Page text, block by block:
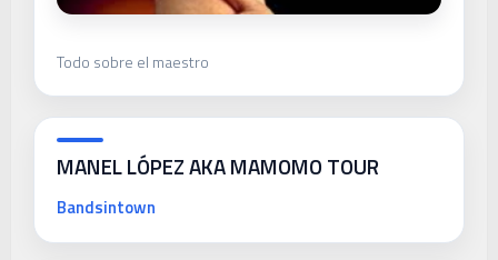
Todo sobre el maestro
MANEL LÓPEZ AKA MAMOMO TOUR
Bandsintown